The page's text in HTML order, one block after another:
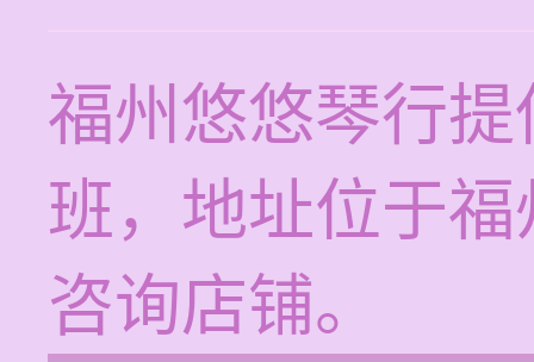
福州悠悠琴行
班，地址位于
咨询店铺。